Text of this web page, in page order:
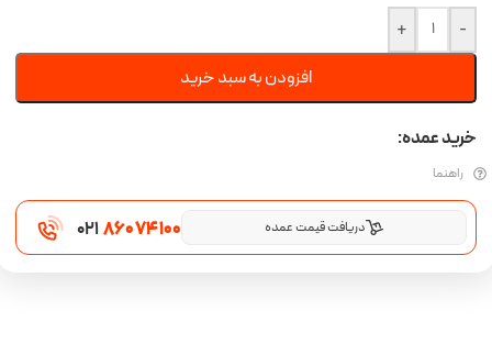
-
+
افزودن به سبد خرید
خرید عمده:
راهنما
دریافت قیمت عمده 021 860 74 100